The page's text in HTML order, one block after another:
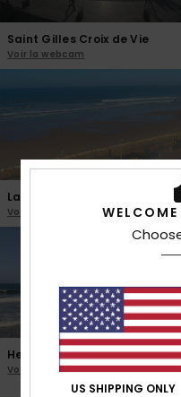
Saint Gilles Croix de Vie
Voir la webcam
Lacanau
Voir la webcam
Hendaye Plage Jumeaux
Voir la webcam
US SHIPPING ONLY